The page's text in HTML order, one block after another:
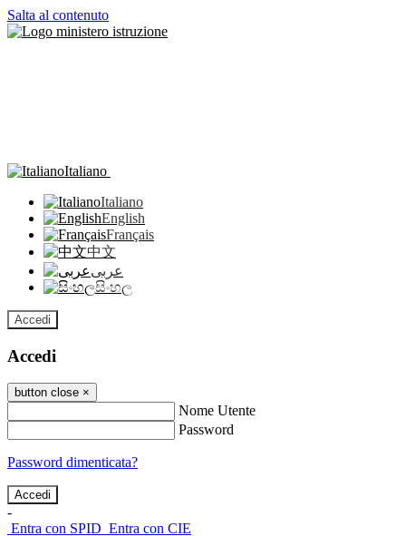
Salta al contenuto
Italiano
Italiano
English
Français
中文
عربى
සිංහල
Accedi
Accedi
button close ×
Nome Utente
Password
Password dimenticata?
-
Entra con SPID Entra con CIE